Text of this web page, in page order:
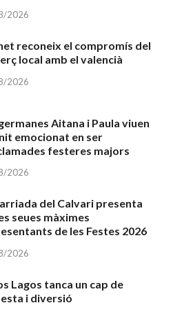
2026
reconeix el compromís del
local amb el valencià
2026
Aitana i Paula viuen
emocionat en ser
festeres majors
2026
del Calvari presenta
seues màximes
de les Festes 2026
2026
Lagos tanca un cap de
i diversió